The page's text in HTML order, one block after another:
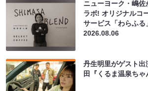
ニューヨーク・嶋佐
ラボ! オリジナルコ
サービス「わらふる
2026.08.06
丹生明里がゲスト
田『くるま温泉ち